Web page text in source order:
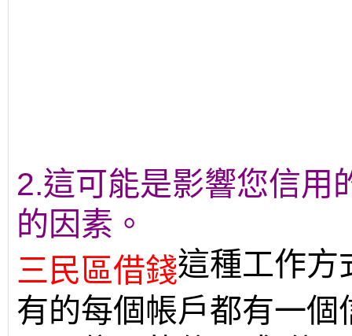
2.這可能是影響您信用
的因素。
三民區借錢這種工作方
有的每個帳戶都有一